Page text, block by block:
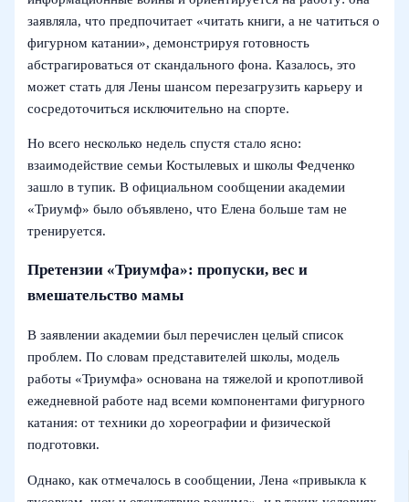
заявляла, что предпочитает «читать книги, а не чатиться о
фигурном катании», демонстрируя готовность
абстрагироваться от скандального фона. Казалось, это
может стать для Лены шансом перезагрузить карьеру и
сосредоточиться исключительно на спорте.
Но всего несколько недель спустя стало ясно:
взаимодействие семьи Костылевых и школы Федченко
зашло в тупик. В официальном сообщении академии
«Триумф» было объявлено, что Елена больше там не
тренируется.
Претензии «Триумфа»: пропуски, вес и
вмешательство мамы
В заявлении академии был перечислен целый список
проблем. По словам представителей школы, модель
работы «Триумфа» основана на тяжелой и кропотливой
ежедневной работе над всеми компонентами фигурного
катания: от техники до хореографии и физической
подготовки.
Однако, как отмечалось в сообщении, Лена «привыкла к